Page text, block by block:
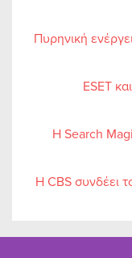
Πυρηνική
ESET
Η Search
Η CBS συνδέει